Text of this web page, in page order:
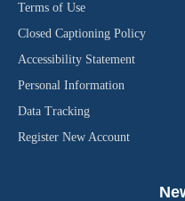
Terms of Use
Closed Captioning Policy
Accessibility Statement
Personal Information
Data Tracking
Register New Account